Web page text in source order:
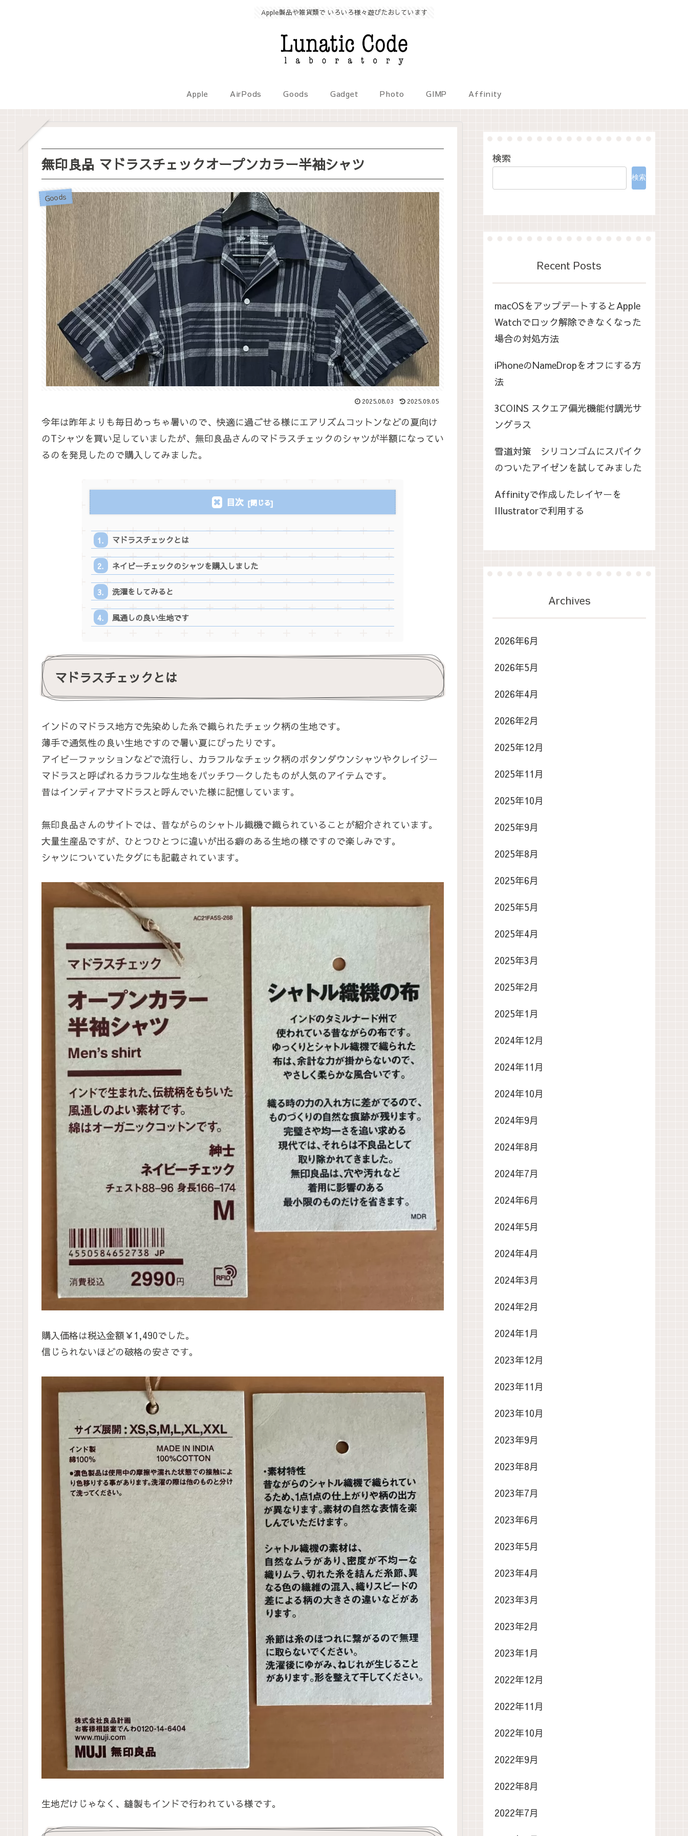
Apple製品や雑貨類で いろいろ様々遊びたおしています
Apple AirPods Goods Gadget Photo GIMP Affinity
無印良品 マドラスチェックオープンカラー半袖シャツ
Goods
2025.08.03 2025.09.05
今年は昨年よりも毎日めっちゃ暑いので、快適に過ごせる様にエアリズムコットンなどの夏向け
のTシャツを買い足していましたが、無印良品さんのマドラスチェックのシャツが半額になってい
るのを発見したので購入してみました。
目次
マドラスチェックとは
ネイビーチェックのシャツを購入しました
洗濯をしてみると
風通しの良い生地です
マドラスチェックとは
インドのマドラス地方で先染めした糸で織られたチェック柄の生地です。
薄手で通気性の良い生地ですので暑い夏にぴったりです。
アイビーファッションなどで流行し、カラフルなチェック柄のボタンダウンシャツやクレイジー
マドラスと呼ばれるカラフルな生地をパッチワークしたものが人気のアイテムです。
昔はインディアナマドラスと呼んでいた様に記憶しています。
無印良品さんのサイトでは、昔ながらのシャトル織機で織られていることが紹介されています。
大量生産品ですが、ひとつひとつに違いが出る癖のある生地の様ですので楽しみです。
シャツについていたタグにも記載されています。
購入価格は税込金額￥1,490でした。
信じられないほどの破格の安さです。
生地だけじゃなく、縫製もインドで行われている様です。
検索
検索
Recent Posts
macOSをアップデートするとApple
Watchでロック解除できなくなった
場合の対処方法
iPhoneのNameDropをオフにする方
法
3COINS スクエア偏光機能付調光サ
ングラス
雪道対策 シリコンゴムにスパイク
のついたアイゼンを試してみました
Affinityで作成したレイヤーを
Illustratorで利用する
Archives
2026年6月
2026年5月
2026年4月
2026年2月
2025年12月
2025年11月
2025年10月
2025年9月
2025年8月
2025年6月
2025年5月
2025年4月
2025年3月
2025年2月
2025年1月
2024年12月
2024年11月
2024年10月
2024年9月
2024年8月
2024年7月
2024年6月
2024年5月
2024年4月
2024年3月
2024年2月
2024年1月
2023年12月
2023年11月
2023年10月
2023年9月
2023年8月
2023年7月
2023年6月
2023年5月
2023年4月
2023年3月
2023年2月
2023年1月
2022年12月
2022年11月
2022年10月
2022年9月
2022年8月
2022年7月